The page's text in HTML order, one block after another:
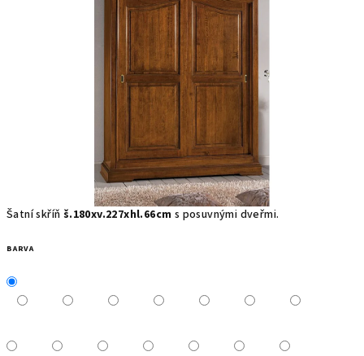
Šatní skříň š.180xv.227xhl.66cm s posuvnými dveřmi.
BARVA
hvězdiček.